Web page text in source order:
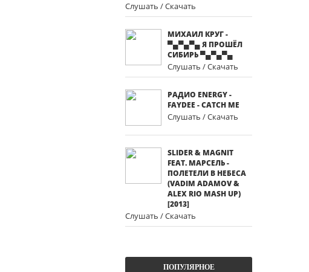
Слушать / Скачать
МИХАИЛ КРУГ -
▀▄▀▄▀▄ Я ПРОШЁЛ
СИБИРЬ ▀▄▀▄▀▄
Слушать / Скачать
РАДИО ENERGY -
FAYDEE - CATCH ME
Слушать / Скачать
SLIDER & MAGNIT
FEAT. МАРСЕЛЬ -
ПОЛЕТЕЛИ В НЕБЕСА
(VADIM ADAMOV &
ALEX RIO MASH UP)
[2013]
Слушать / Скачать
ПОПУЛЯРНОЕ